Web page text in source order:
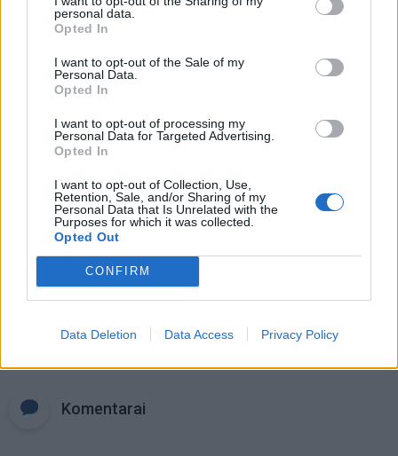
personal data.
Opted In
I want to opt-out of the Sale of my
Personal Data.
Opted In
I want to opt-out of processing my
Personal Data for Targeted Advertising.
Opted In
I want to opt-out of Collection, Use,
Retention, Sale, and/or Sharing of my
Personal Data that Is Unrelated with the
Purposes for which it was collected.
Opted Out
CONFIRM
Data Deletion Data Access Privacy Policy
Pelių ir žiurkių baubas: kas
jaunina
tris brangiausius žmones: pranešė,
kaip bus atsisveikinama su
mergaite, jos mama ir močiute
Raktažodžiai motokrosas
Komentarai